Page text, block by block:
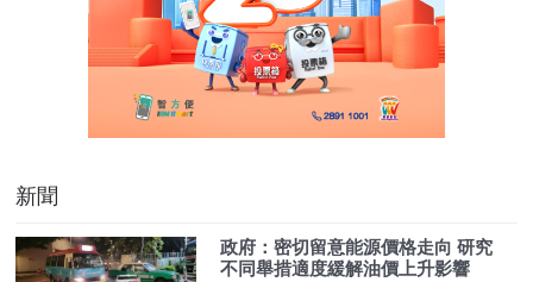
新聞
政府：密切留意能源價格走向 研究
不同舉措適度緩解油價上升影響